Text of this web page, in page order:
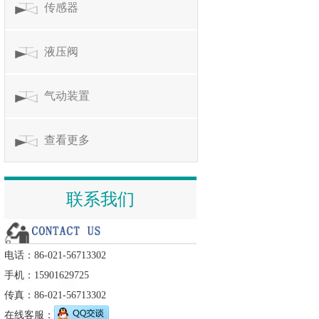
传感器
液压阀
气动装置
查看更多
联系我们
电话：86-021-56713302
手机：15901629725
传真：86-021-56713302
在线客服：